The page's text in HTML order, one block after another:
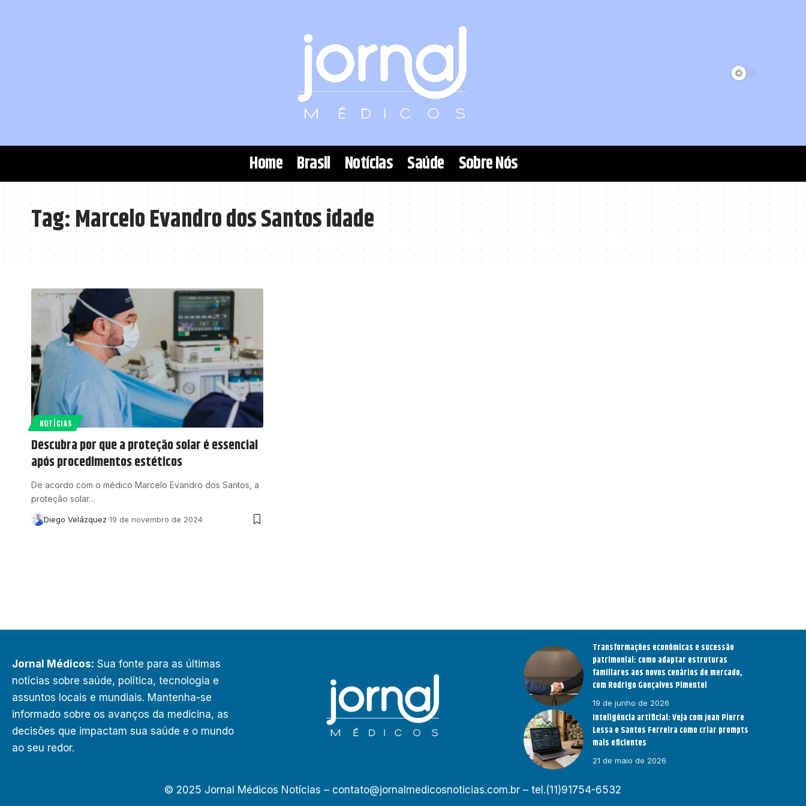
Home Brasil Notícias Saúde Sobre Nós
Tag:Marcelo Evandro dos Santos idade
NOTÍCIAS
Descubra por que a proteção solar é essencial
após procedimentos estéticos
De acordo com o médico Marcelo Evandro dos Santos, a
proteção solar…
Diego Velázquez 19 de novembro de 2024
Jornal Médicos: Sua fonte para as últimas
notícias sobre saúde, política, tecnologia e
assuntos locais e mundiais. Mantenha-se
informado sobre os avanços da medicina, as
decisões que impactam sua saúde e o mundo
ao seu redor.
Transformações econômicas e sucessão
patrimonial: como adaptar estruturas
familiares aos novos cenários de mercado,
com Rodrigo Gonçalves Pimentel
19 de junho de 2026
Inteligência artificial: Veja com Jean Pierre
Lessa e Santos Ferreira como criar prompts
mais eficientes
21 de maio de 2026
© 2025 Jornal Médicos Notícias – contato@jornalmedicosnoticias.com.br– tel.(11)91754-6532